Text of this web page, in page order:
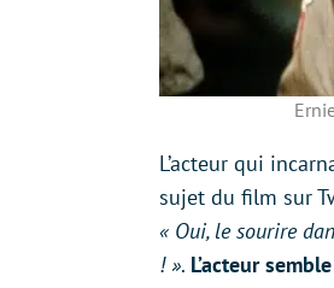
L’acteur qui
sujet du film sur
« Oui, le sourire
! ». L’acteur